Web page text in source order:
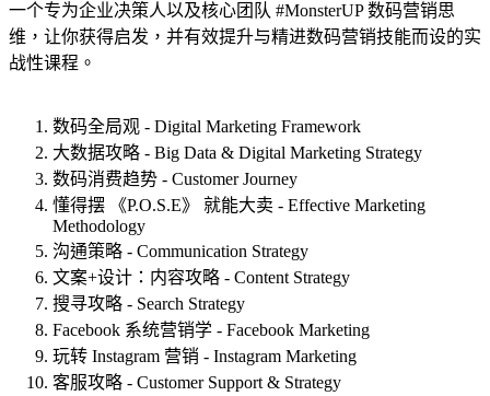
一个专为企业决策人以及核心团队 #MonsterUP 数码营销思
维，让你获得启发，并有效提升与精进数码营销技能而设的实
战性课程。
数码全局观 - Digital Marketing Framework
大数据攻略 - Big Data & Digital Marketing Strategy
数码消费趋势 - Customer Journey
懂得摆 《P.O.S.E》 就能大卖 - Effective Marketing
Methodology
沟通策略 - Communication Strategy
文案+设计：内容攻略 - Content Strategy
搜寻攻略 - Search Strategy
Facebook 系统营销学 - Facebook Marketing
玩转 Instagram 营销 - Instagram Marketing
客服攻略 - Customer Support & Strategy